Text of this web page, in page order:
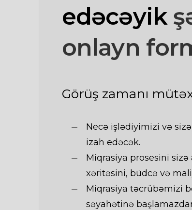
edəcəyik
onlayn
Görüş zamanı
Necə işlədiyimizi və
izah edəcək.
Miqrasiya prosesini sizə
xəritəsini, büdcə və
Miqrasiya təcrübəmizi
səyahətinə